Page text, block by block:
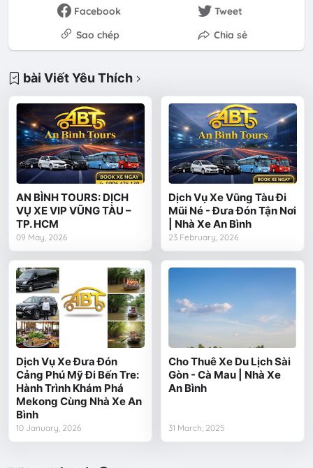
Facebook
Tweet
Sao chép
Chia sẻ
bài Viết Yêu Thích
AN BÌNH TOURS: DỊCH
VỤ XE VIP VŨNG TÀU –
TP. HCM
09 May, 2026
Dịch Vụ Xe Vũng Tàu Đi
Mũi Né - Đưa Đón Tận Nơi
| Nhà Xe An Bình
23 February, 2026
Dịch Vụ Xe Đưa Đón
Cảng Phú Mỹ Đi Bến Tre:
Hành Trình Khám Phá
Mekong Cùng Nhà Xe An
Bình
10 January, 2026
Cho Thuê Xe Du Lịch Sài
Gòn - Cà Mau | Nhà Xe
An Bình
31 March, 2025